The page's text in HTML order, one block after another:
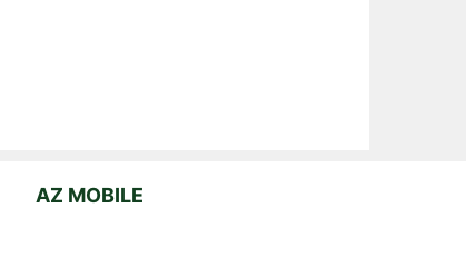
AZ MOBILE